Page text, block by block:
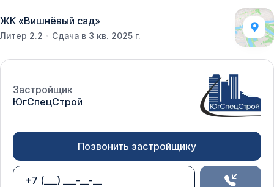
ЖК «Вишнёвый сад»
Литер 2.2 Сдача в 3 кв. 2025 г.
Застройщик
ЮгСпецСтрой
Позвонить застройщику